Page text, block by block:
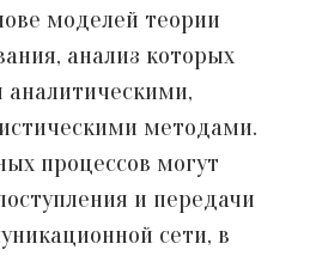
моделей теории
анализ которых
методами.
процессов могут
и передачи
сети, в